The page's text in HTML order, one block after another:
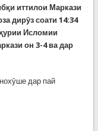
иттилои Маркази
дирӯз соати 14:34
Исломии
он 3-4 ва дар
дар пай